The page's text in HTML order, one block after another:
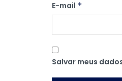
E-mail *
Salvar meus